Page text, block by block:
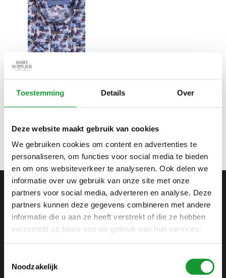
Toestemming Details Over
Deze website maakt gebruik van cookies
We gebruiken cookies om content en advertenties te
personaliseren, om functies voor social media te bieden
en om ons websiteverkeer te analyseren. Ook delen we
informatie over uw gebruik van onze site met onze
partners voor social media, adverteren en analyse. Deze
partners kunnen deze gegevens combineren met andere
informatie die u aan ze heeft verstrekt of die ze hebben
verzameld op basis van uw gebruik van hun services.
Noodzakelijk
Bekijk alle4maten
GRAFISCHE RUIT PRINT
€79,95€45,00
ABONNEER JE OP ONZE NIEUWSBRIEF
en blijf op de hoogte van onze acties en laatste
collecties